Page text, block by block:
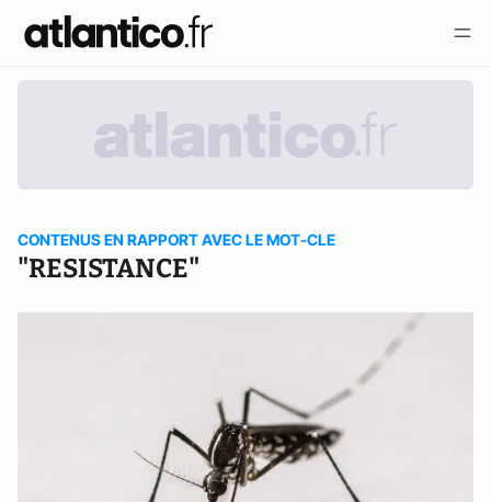
CONTENUS EN RAPPORT AVEC LE MOT-CLE
"RESISTANCE"